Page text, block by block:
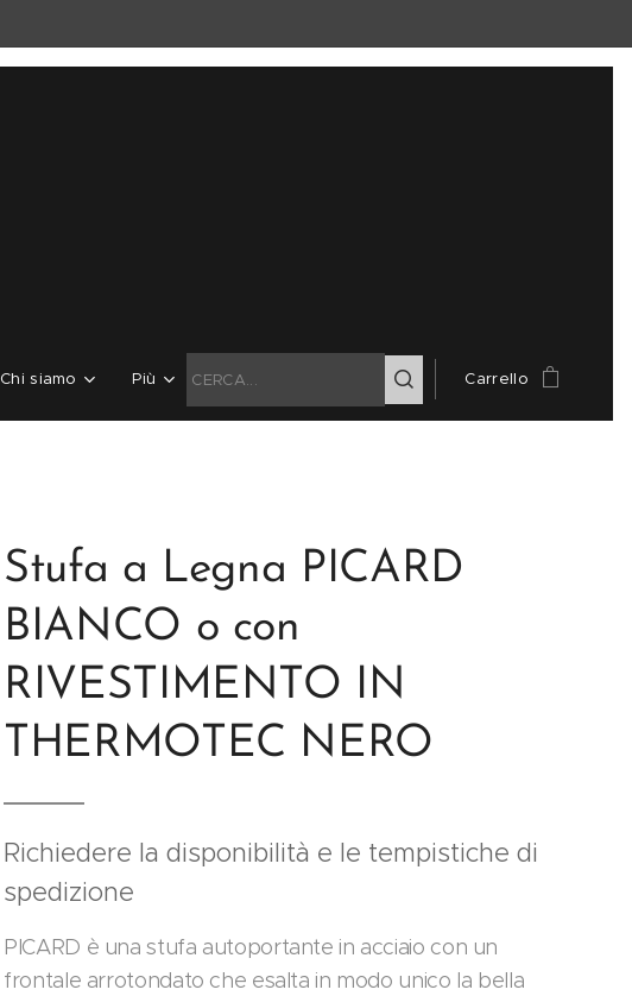
Chi siamo Più Carrello
Stufa a Legna PICARD
BIANCO o con
RIVESTIMENTO IN
THERMOTEC NERO
Richiedere la disponibilità e le tempistiche di
spedizione
PICARD è una stufa autoportante in acciaio con un
frontale arrotondato che esalta in modo unico la bella